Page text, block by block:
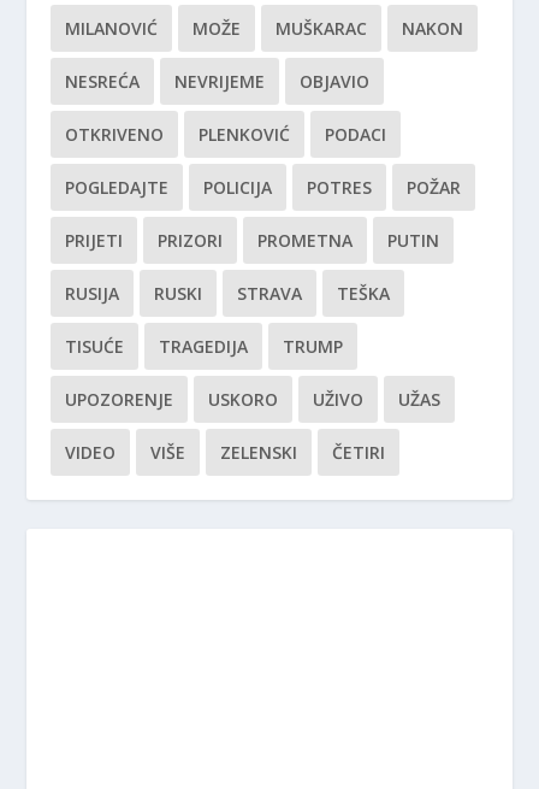
MILANOVIĆ MOŽE MUŠKARAC NAKON
NESREĆA NEVRIJEME OBJAVIO
OTKRIVENO PLENKOVIĆ PODACI
POGLEDAJTE POLICIJA POTRES POŽAR
PRIJETI PRIZORI PROMETNA PUTIN
RUSIJA RUSKI STRAVA TEŠKA
TISUĆE TRAGEDIJA TRUMP
UPOZORENJE USKORO UŽIVO UŽAS
VIDEO VIŠE ZELENSKI ČETIRI